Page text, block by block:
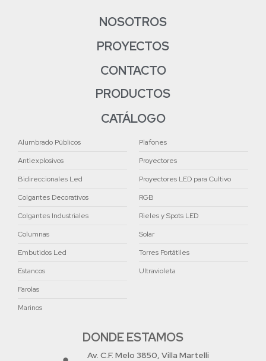
NOSOTROS
PROYECTOS
CONTACTO
PRODUCTOS
CATÁLOGO
Alumbrado Públicos
Antiexplosivos
Bidireccionales Led
Colgantes Decorativos
Colgantes Industriales
Columnas
Embutidos Led
Estancos
Farolas
Marinos
Plafones
Proyectores
Proyectores LED para Cultivo
RGB
Rieles y Spots LED
Solar
Torres Portátiles
Ultravioleta
DONDE ESTAMOS
Av. C.F. Melo 3850, Villa Martelli